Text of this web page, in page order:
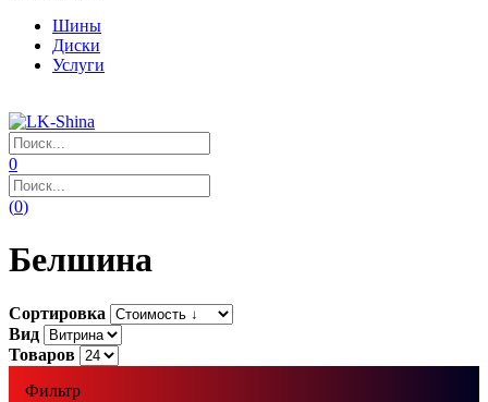
Шины
Диски
Услуги
0
(0)
Белшина
Сортировка
Вид
Товаров
Фильтр